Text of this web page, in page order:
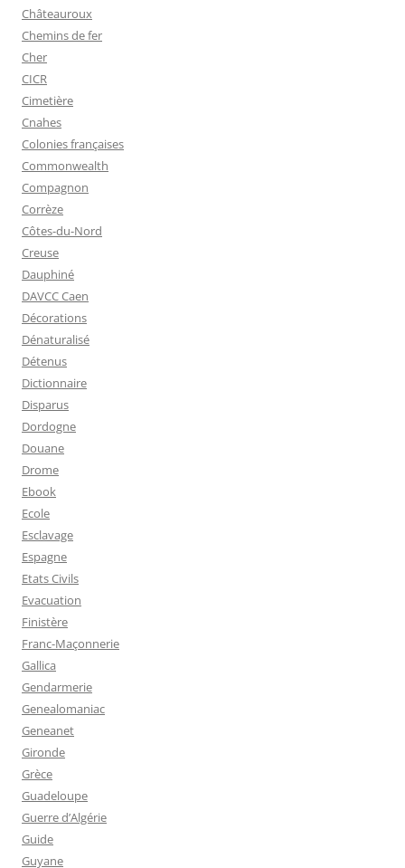
Châteauroux
Chemins de fer
Cher
CICR
Cimetière
Cnahes
Colonies françaises
Commonwealth
Compagnon
Corrèze
Côtes-du-Nord
Creuse
Dauphiné
DAVCC Caen
Décorations
Dénaturalisé
Détenus
Dictionnaire
Disparus
Dordogne
Douane
Drome
Ebook
Ecole
Esclavage
Espagne
Etats Civils
Evacuation
Finistère
Franc-Maçonnerie
Gallica
Gendarmerie
Genealomaniac
Geneanet
Gironde
Grèce
Guadeloupe
Guerre d’Algérie
Guide
Guyane